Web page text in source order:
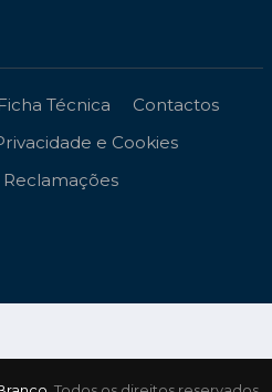
Técnica
Contactos
e Cookies